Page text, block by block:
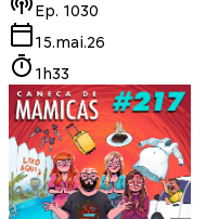
Ep. 1030
15.mai.26
1h33